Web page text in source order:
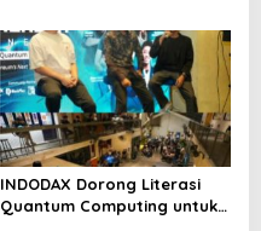
INDODAX Dorong Literasi
Quantum Computing untuk